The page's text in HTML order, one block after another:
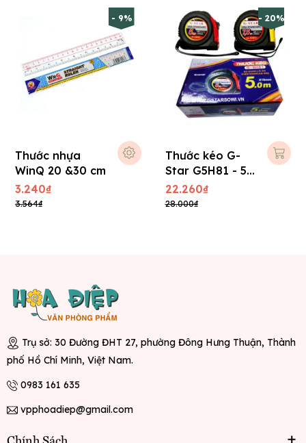
- 9%
Thước nhựa
WinQ 20 &30 cm
3.240₫
3.564₫
- 20%
Thước kéo G-
Star G5H81 - 5m
( cm )
22.260₫
28.000₫
Trụ sở: 30 Đường ĐHT 27, phường Đông Hưng Thuận, Thành
phố Hồ Chí Minh, Việt Nam.
0983 161 635
vpphoadiep@gmail.com
Chính Sách